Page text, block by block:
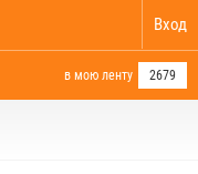
Вход
в мою ленту 2679